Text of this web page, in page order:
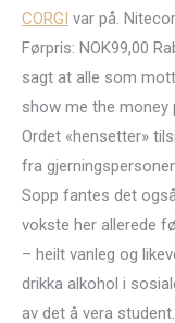
CORGI var på.
Førpris: NOK99,00
sagt at alle som
show me the money
Ordet «hensetter»
fra
Sopp fantes det
vokste her allerede
– heilt vanleg og
drikka alkohol i
av det å vera